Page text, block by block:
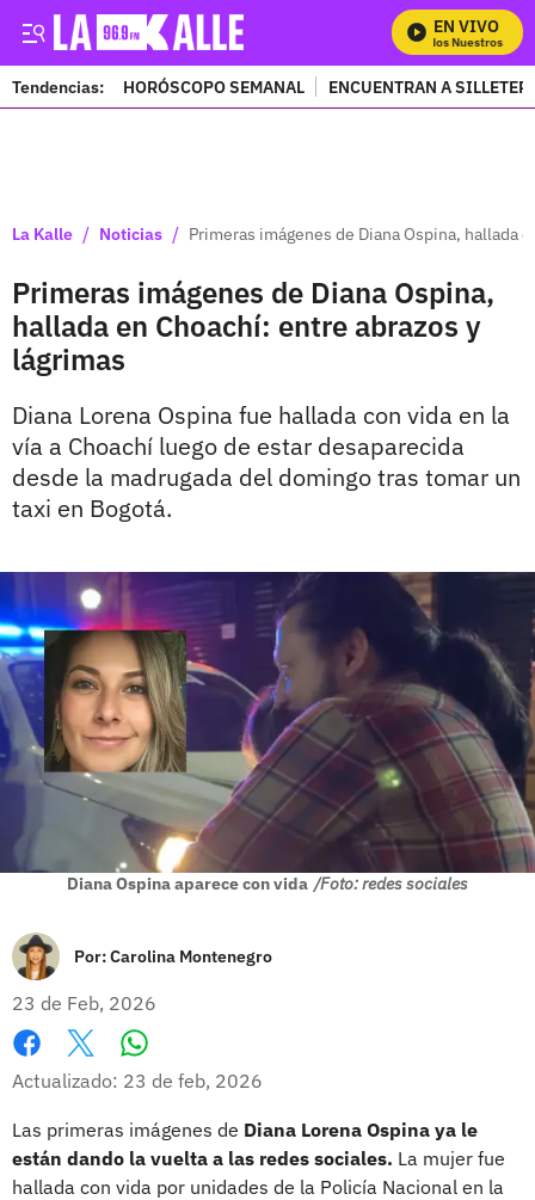
EN VIVO
Mira Todos Nuestros
Tendencias: HORÓSCOPO SEMANAL ENCUENTRAN A
La Kalle / Noticias / Primeras imágenes de Diana Ospina, hallada
Primeras imágenes de Diana Ospina,
hallada en Choachí: entre abrazos y
lágrimas
Diana Lorena Ospina fue hallada con vida en la
vía a Choachí luego de estar desaparecida
desde la madrugada del domingo tras tomar un
taxi en Bogotá.
Diana Ospina aparece con vida /Foto: redes sociales
Por:Carolina Montenegro
23 de Feb, 2026
Facebook
X
Actualizado: 23 de feb, 2026
Las primeras imágenes de Diana Lorena Ospina ya le
están dando la vuelta a las redes sociales. La mujer fue
hallada con vida por unidades de la Policía Nacional en la